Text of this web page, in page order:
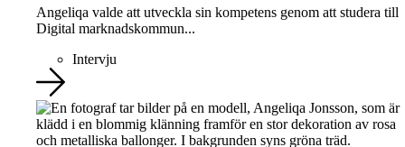
Angeliqa valde att utveckla sin kompetens genom att studera till
Digital marknadskommun...
Intervju